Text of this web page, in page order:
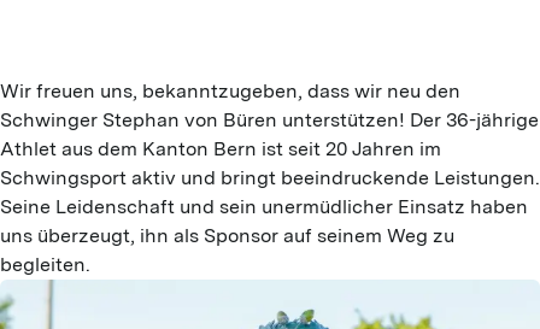
Wir freuen uns, bekanntzugeben, dass wir neu den
Schwinger Stephan von Büren unterstützen! Der 36-jährige
Athlet aus dem Kanton Bern ist seit 20 Jahren im
Schwingsport aktiv und bringt beeindruckende Leistungen.
Seine Leidenschaft und sein unermüdlicher Einsatz haben
uns überzeugt, ihn als Sponsor auf seinem Weg zu
begleiten.